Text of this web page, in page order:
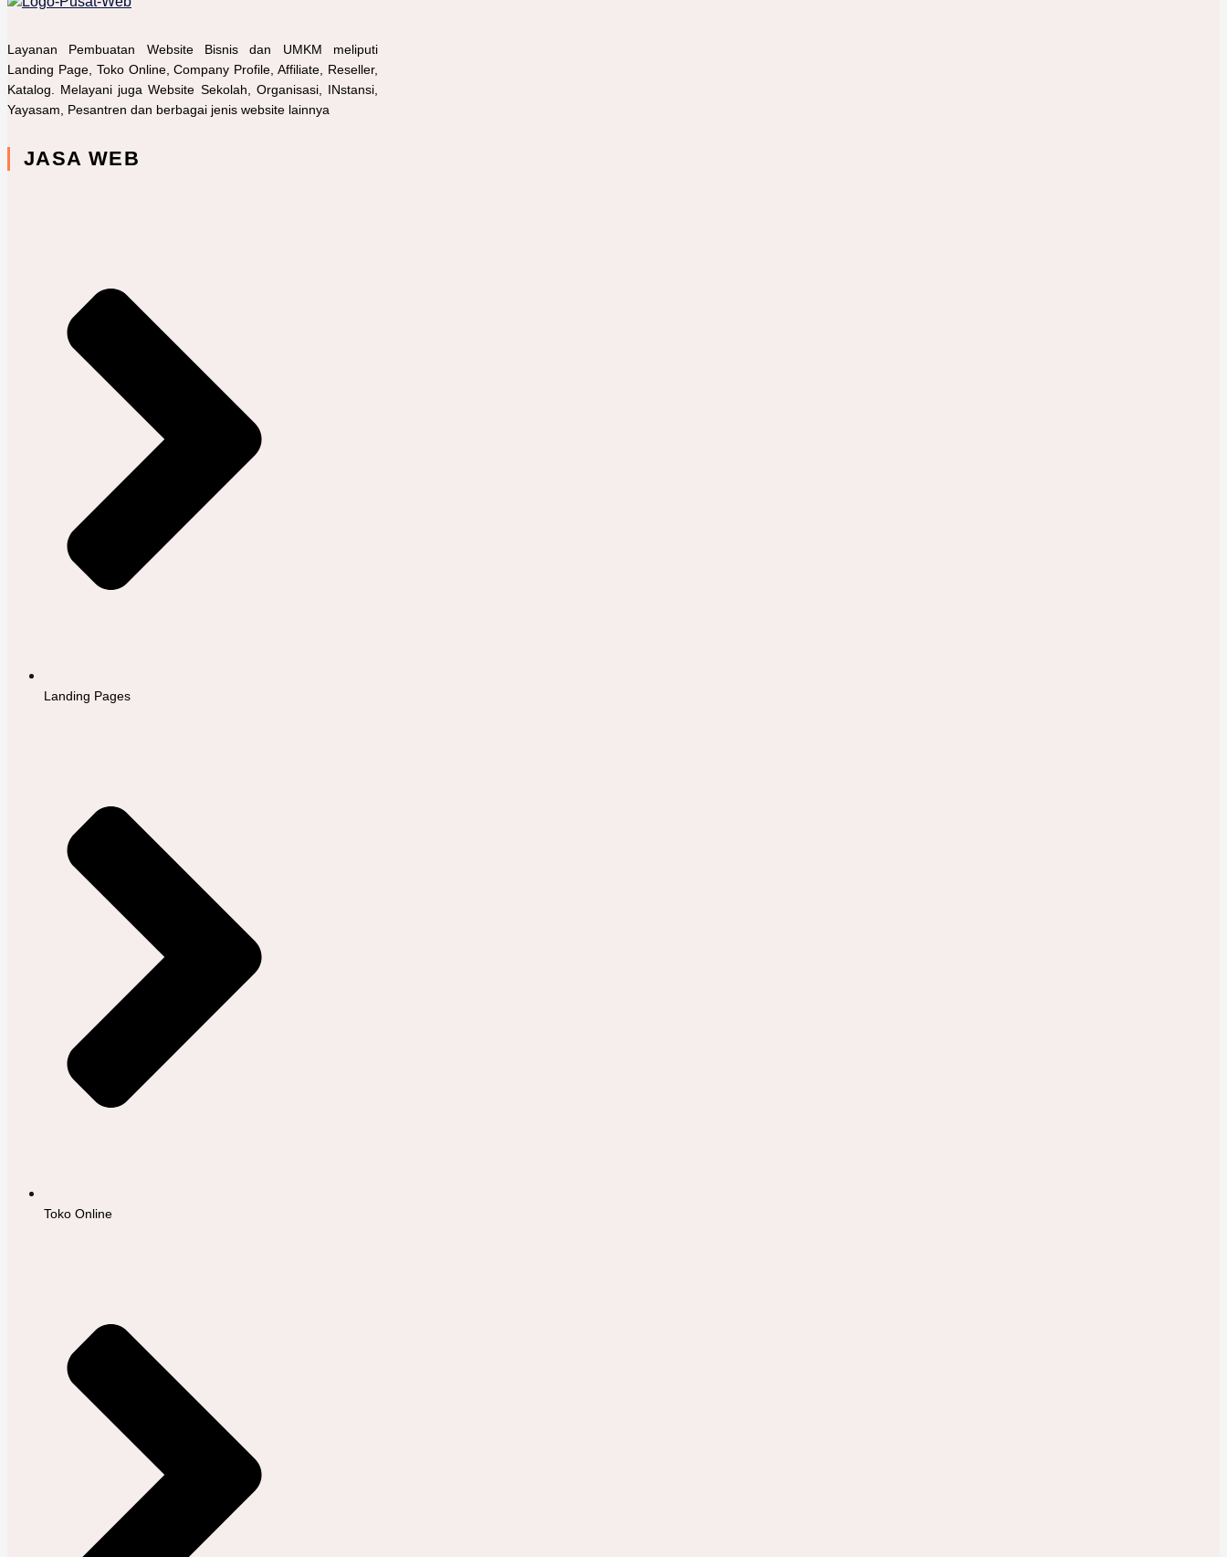
Layanan Pembuatan Website Bisnis dan UMKM meliputi
Landing Page, Toko Online, Company Profile, Affiliate, Reseller,
Katalog. Melayani juga Website Sekolah, Organisasi, INstansi,
Yayasam, Pesantren dan berbagai jenis website lainnya
JASA WEB
Landing Pages
Toko Online